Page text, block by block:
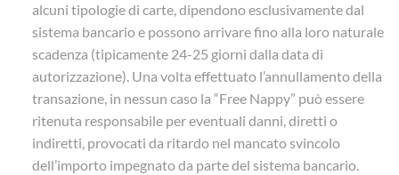
alcuni tipologie di carte, dipendono esclusivamente dal
sistema bancario e possono arrivare fino alla loro naturale
scadenza (tipicamente 24-25 giorni dalla data di
autorizzazione). Una volta effettuato l’annullamento della
transazione, in nessun caso la “Free Nappy” può essere
ritenuta responsabile per eventuali danni, diretti o
indiretti, provocati da ritardo nel mancato svincolo
dell’importo impegnato da parte del sistema bancario.